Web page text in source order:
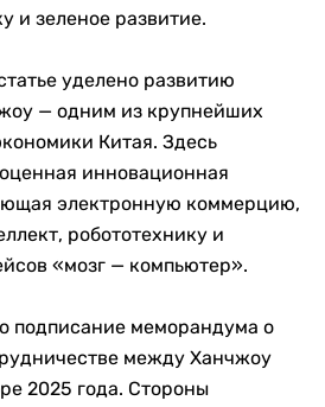
и зеленое развитие.
уделено развитию
— одним из крупнейших
Китая. Здесь
инновационная
электронную коммерцию,
робототехнику и
«мозг — компьютер».
подписание меморандума о
между Ханчжоу
2025 года. Стороны